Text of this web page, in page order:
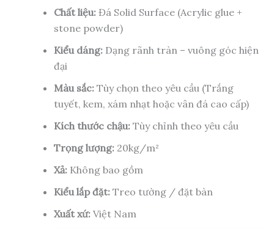
Chất liệu: Đá Solid Surface (Acrylic glue +
stone powder)
Kiểu dáng: Dạng rãnh tràn – vuông góc hiện
đại
Màu sắc: Tùy chọn theo yêu cầu (Trắng
tuyết, kem, xám nhạt hoặc vân đá cao cấp)
Kích thước chậu: Tùy chỉnh theo yêu cầu
Trọng lượng: 20kg/m²
Xả: Không bao gồm
Kiểu lắp đặt: Treo tường / đặt bàn
Xuất xứ: Việt Nam